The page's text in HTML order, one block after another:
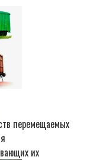
перемещаемых
их